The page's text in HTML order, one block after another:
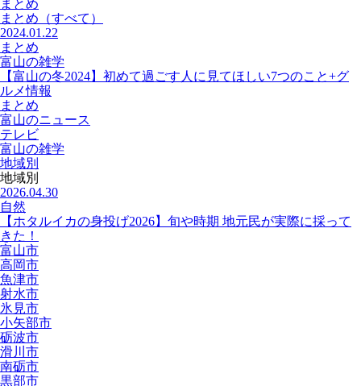
まとめ
まとめ （すべて）
2024.01.22
まとめ
富山の雑学
【富山の冬2024】初めて過ごす人に見てほしい7つのこと+グ
ルメ情報
まとめ
富山のニュース
テレビ
富山の雑学
地域別
地域別
2026.04.30
自然
【ホタルイカの身投げ2026】旬や時期 地元民が実際に採って
きた！
富山市
高岡市
魚津市
射水市
氷見市
小矢部市
砺波市
滑川市
南砺市
黒部市